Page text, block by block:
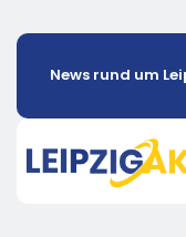
News rund um